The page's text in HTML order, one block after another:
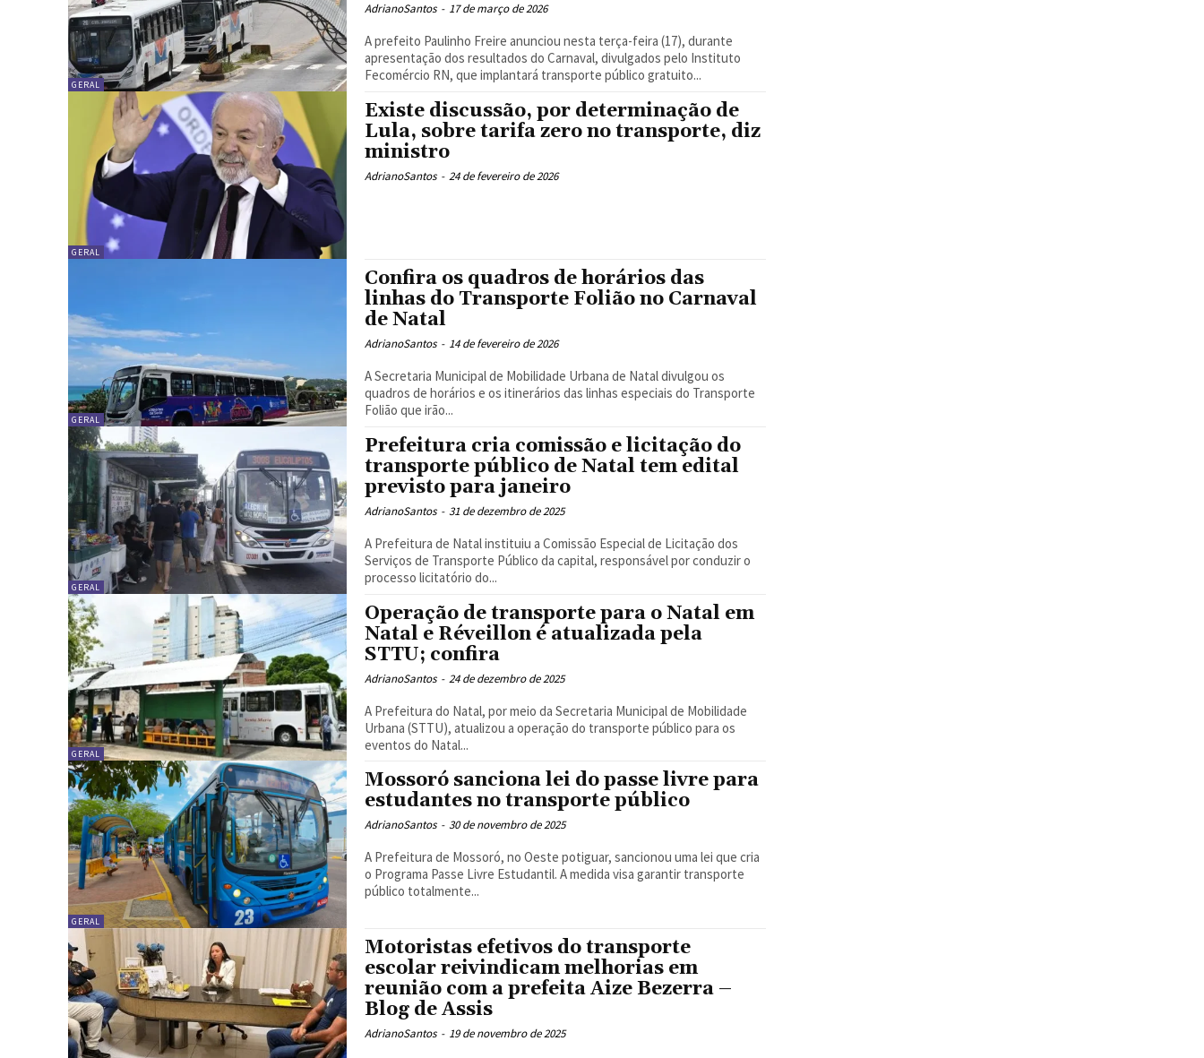
GERAL
AdrianoSantos - 17 de março de 2026
A prefeito Paulinho Freire anunciou nesta terça-feira (17), durante
apresentação dos resultados do Carnaval, divulgados pelo Instituto
Fecomércio RN, que implantará transporte público gratuito...
GERAL
Existe discussão, por determinação de
Lula, sobre tarifa zero no transporte, diz
ministro
AdrianoSantos - 24 de fevereiro de 2026
GERAL
Confira os quadros de horários das
linhas do Transporte Folião no Carnaval
de Natal
AdrianoSantos - 14 de fevereiro de 2026
A Secretaria Municipal de Mobilidade Urbana de Natal divulgou os
quadros de horários e os itinerários das linhas especiais do Transporte
Folião que irão...
GERAL
Prefeitura cria comissão e licitação do
transporte público de Natal tem edital
previsto para janeiro
AdrianoSantos - 31 de dezembro de 2025
A Prefeitura de Natal instituiu a Comissão Especial de Licitação dos
Serviços de Transporte Público da capital, responsável por conduzir o
processo licitatório do...
GERAL
Operação de transporte para o Natal em
Natal e Réveillon é atualizada pela
STTU; confira
AdrianoSantos - 24 de dezembro de 2025
A Prefeitura do Natal, por meio da Secretaria Municipal de Mobilidade
Urbana (STTU), atualizou a operação do transporte público para os
eventos do Natal...
GERAL
Mossoró sanciona lei do passe livre para
estudantes no transporte público
AdrianoSantos - 30 de novembro de 2025
A Prefeitura de Mossoró, no Oeste potiguar, sancionou uma lei que cria
o Programa Passe Livre Estudantil. A medida visa garantir transporte
público totalmente...
Motoristas efetivos do transporte
escolar reivindicam melhorias em
reunião com a prefeita Aize Bezerra –
Blog de Assis
AdrianoSantos - 19 de novembro de 2025